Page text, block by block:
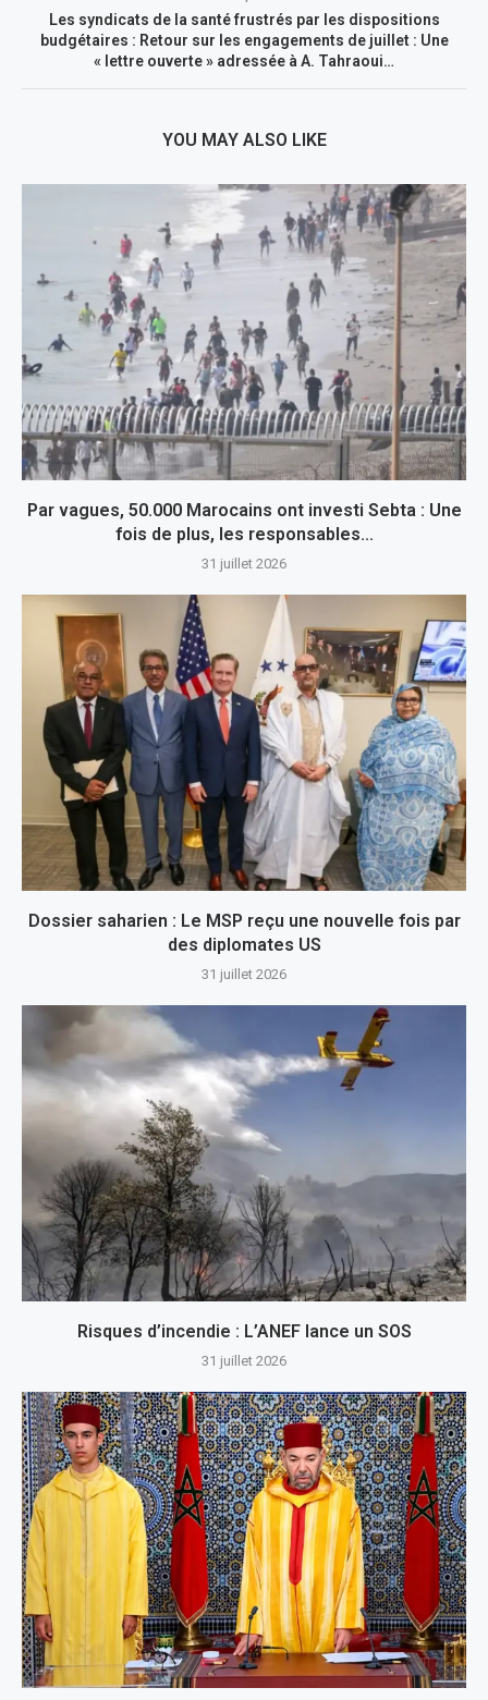
Les syndicats de la santé frustrés par les dispositions
budgétaires : Retour sur les engagements de juillet : Une
« lettre ouverte » adressée à A. Tahraoui…
YOU MAY ALSO LIKE
Par vagues, 50.000 Marocains ont investi Sebta : Une
fois de plus, les responsables...
31 juillet 2026
Dossier saharien : Le MSP reçu une nouvelle fois par
des diplomates US
31 juillet 2026
Risques d’incendie : L’ANEF lance un SOS
31 juillet 2026